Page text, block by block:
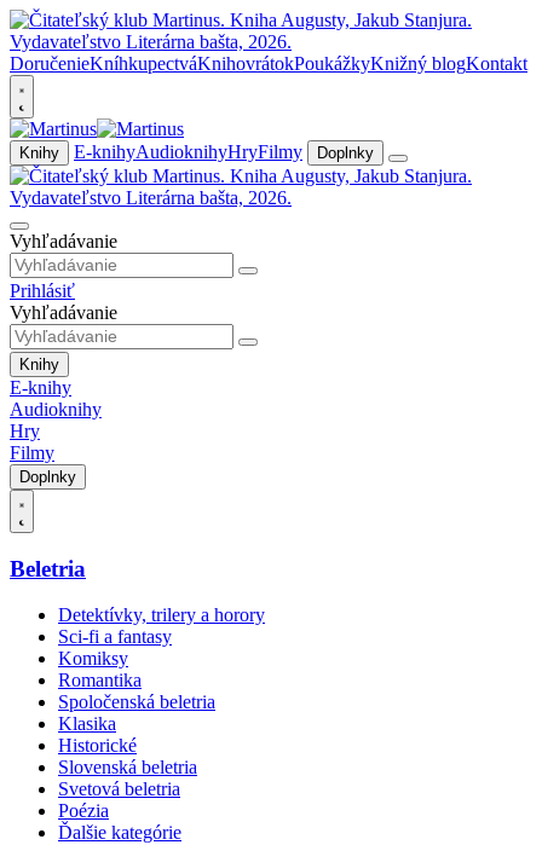
DoručenieKníhkupectváKnihovrátokPoukážkyKnižný blogKontakt
Knihy E-knihyAudioknihyHryFilmy Doplnky
Vyhľadávanie
Prihlásiť
Vyhľadávanie
Knihy
E-knihy
Audioknihy
Hry
Filmy
Doplnky
Beletria
Detektívky, trilery a horory
Sci-fi a fantasy
Komiksy
Romantika
Spoločenská beletria
Klasika
Historické
Slovenská beletria
Svetová beletria
Poézia
Ďalšie kategórie